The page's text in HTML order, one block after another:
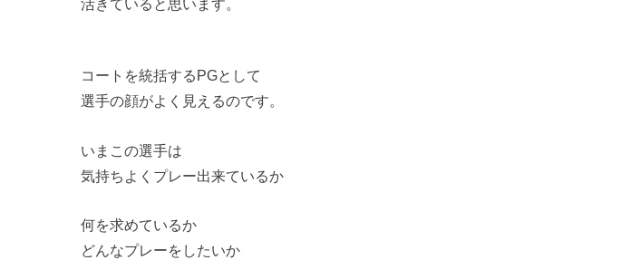
活きていると思います。
コートを統括するPGとして
選手の顔がよく見えるのです。
いまこの選手は
気持ちよくプレー出来ているか
何を求めているか
どんなプレーをしたいか